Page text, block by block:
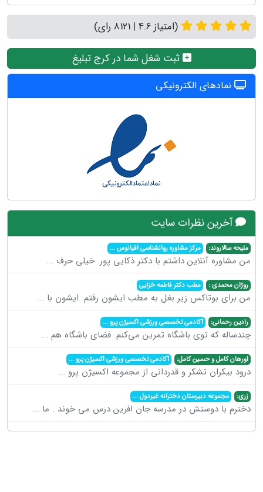
(امتیاز 4.6 | 8121 رای)
ثبت شغل شما در کرج تبلیغ
نمادهای الکترونیکی
آخرین نظرات سایت
ملیحه سالاروند: مرکز مشاوره روانشناسی اقیانوس...
من مشاوره آنلاین داشتم با دکتر ذکایی پور. خیلی حرف ...
روژان محمدی : مطب دکتر فاطمه خزایی
من برای بوتاکس زیر بغل به مطب ایشون رفتم .ایشون با ...
رادین رحمانی: آکادمی تخصصی ورزشی اکسیژن پرو...
چندساله که توی باشگاه تمرین می‌کنم. فضای باشگاه هم ...
اورهان کامل و حسین کامل: آکادمی تخصصی ورزشی اکسیژن پرو...
درود بیکران تشکر و قدردانی از مجموعه اکسیژن پرو ...
زری: مجموعه دبیرستان دخترانه غیردول...
دخترم با دوستش در مدرسه جان افرین درس می خوند . ما ...